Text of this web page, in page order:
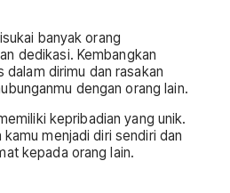
banyak orang
dedikasi. Kembangkan
dalam dirimu dan rasakan
dengan orang lain.
kepribadian yang unik.
menjadi diri sendiri dan
kepada orang lain.